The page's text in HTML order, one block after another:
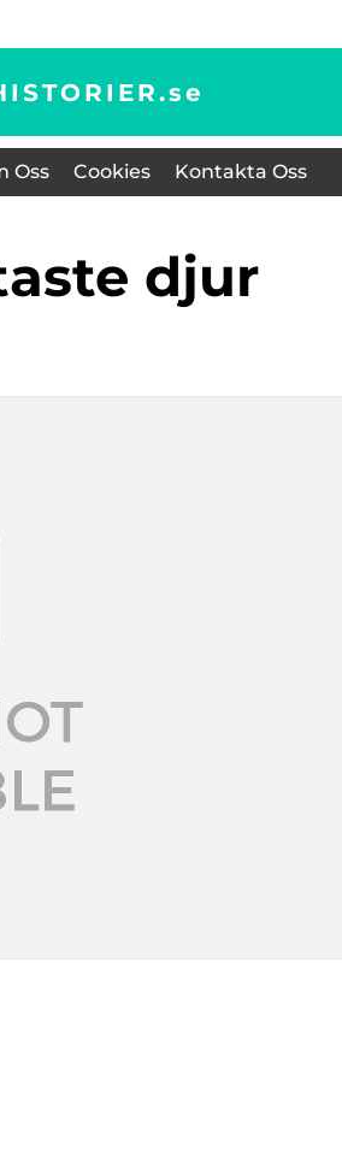
se
Oss Cookies Kontakta Oss
djur